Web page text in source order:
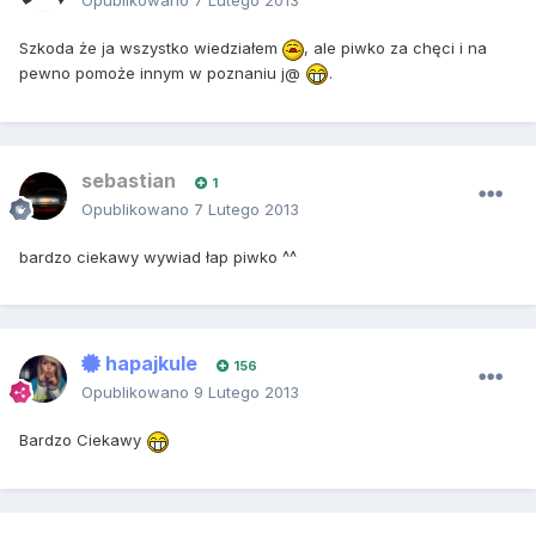
Szkoda że ja wszystko wiedziałem
, ale piwko za chęci i na
pewno pomoże innym w poznaniu j@
.
sebastian 1
Opublikowano 7 Lutego 2013
bardzo ciekawy wywiad łap piwko ^^
hapajkule 156
Opublikowano 9 Lutego 2013
Bardzo Ciekawy